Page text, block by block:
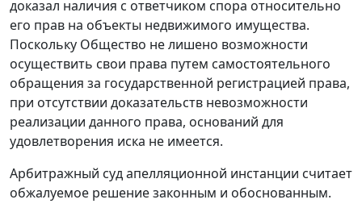
доказал наличия с ответчиком спора относительно
его прав на объекты недвижимого имущества.
Поскольку Общество не лишено возможности
осуществить свои права путем самостоятельного
обращения за государственной регистрацией права,
при отсутствии доказательств невозможности
реализации данного права, оснований для
удовлетворения иска не имеется.
Арбитражный суд апелляционной инстанции считает
обжалуемое решение законным и обоснованным.